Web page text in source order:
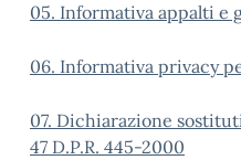
05. Informativa appalti e
06. Informativa privacy
07. Dichiarazione
47 D.P.R. 445-2000